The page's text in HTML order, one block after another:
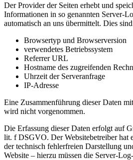
Der Provider der Seiten erhebt und
Informationen in so genannten Server-
automatisch an uns übermittelt. Dies
Browsertyp und Browserversion
verwendetes Betriebssystem
Referrer URL
Hostname des zugreifenden
Uhrzeit der Serveranfrage
IP-Adresse
Eine Zusammenführung dieser Daten
wird nicht vorgenommen.
Die Erfassung dieser Daten erfolgt auf
lit. f DSGVO. Der Websitebetreiber hat
der technisch fehlerfreien Darstellung
Website – hierzu müssen die Server-